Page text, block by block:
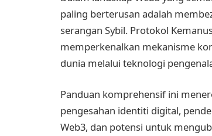
paling berterusan adalah
serangan Sybil. Protokol
memperkenalkan mekanisme
dunia melalui teknologi
Panduan komprehensif ini
pengesahan identiti digital,
Web3, dan potensi untuk